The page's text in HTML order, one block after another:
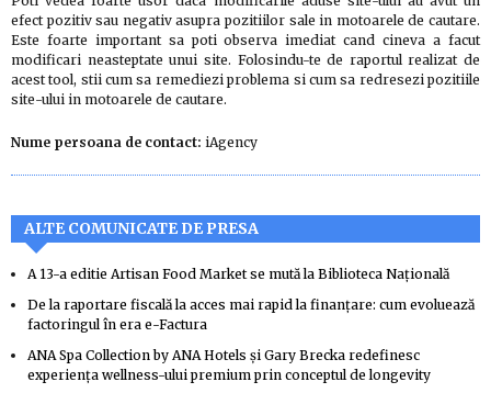
efect pozitiv sau negativ asupra pozitiilor sale in motoarele de cautare.
Este foarte important sa poti observa imediat cand cineva a facut
modificari neasteptate unui site. Folosindu-te de raportul realizat de
acest tool, stii cum sa remediezi problema si cum sa redresezi pozitiile
site-ului in motoarele de cautare.
Nume persoana de contact: iAgency
ALTE COMUNICATE DE PRESA
A 13-a editie Artisan Food Market se mută la Biblioteca Națională
De la raportare fiscală la acces mai rapid la finanțare: cum evoluează
factoringul în era e-Factura
ANA Spa Collection by ANA Hotels și Gary Brecka redefinesc
experiența wellness-ului premium prin conceptul de longevity